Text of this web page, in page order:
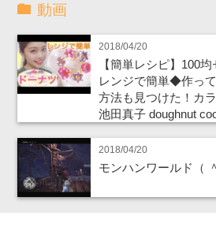
動画
2018/04/20
【簡単レシピ】100
レンジで簡単◆作っ
方法も見つけた！カ
池田真子 doughnut
2018/04/20
モンハンワールド（